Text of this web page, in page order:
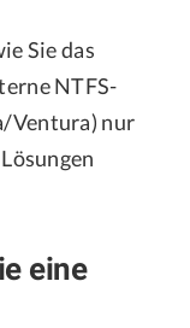
Sie das
NTFS-
Ventura) nur
eine